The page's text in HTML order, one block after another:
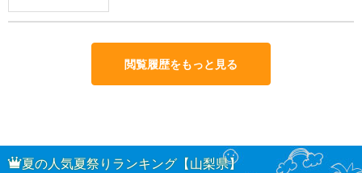
閲覧履歴をもっと見る
夏の人気夏祭りランキング【山梨県】